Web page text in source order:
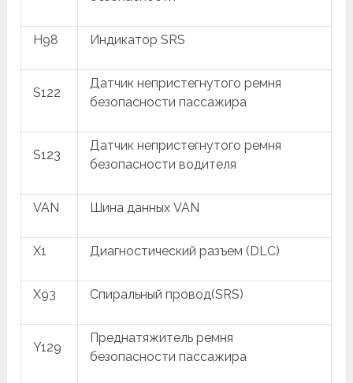
H98 Индикатор SRS
S122
Датчик непристегнутого ремня
безопасности пассажира
S123
Датчик непристегнутого ремня
безопасности водителя
VAN Шина данных VAN
X1 Диагностический разъем (DLC)
X93 Спиральный провод(SRS)
Y129
Преднатяжитель ремня
безопасности пассажира